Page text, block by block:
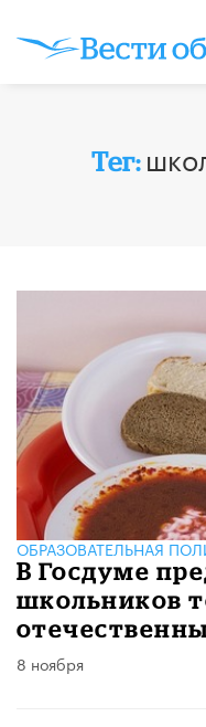
Тег:
ОБРАЗОВАТЕЛЬНАЯ
В Госдуме
школьников
8 ноября